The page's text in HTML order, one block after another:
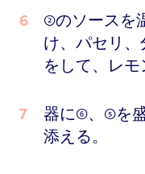
②のソースを
け、パセリ、
をして、レモ
器に⑥、⑤を
添える。